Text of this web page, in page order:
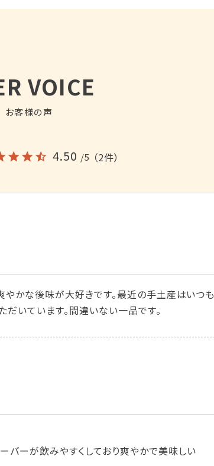
VOICE
お客様の声
4.50 /5 （2件）
やかな後味が大好きです。最近の手土産はいつも
だいています。間違いない一品です。
バーが飲みやすくしており爽やかで美味しい